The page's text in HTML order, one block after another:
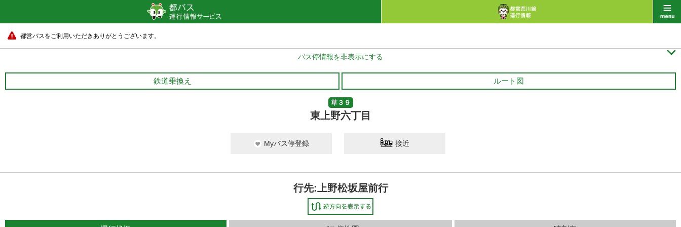
都営バスをご利用いただきありがとうございます。
バス停情報を非表示にする 
鉄道乗換え ルート図
草３９
東上野六丁目
Myバス停登録 接近
行先:上野松坂屋前行